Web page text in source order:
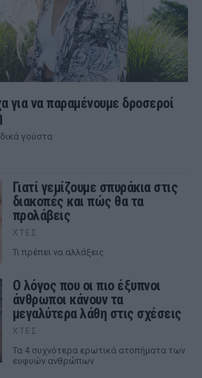
για να παραμένουμε δροσεροί
γούστα
Γιατί γεμίζουμε σπυράκια στις
διακοπές και πώς θα τα
προλάβεις
ΧΤΕΣ
Τι πρέπει να αλλάξεις
Ο λόγος που οι πιο έξυπνοι
άνθρωποι κάνουν τα
μεγαλύτερα λάθη στις σχέσεις
ΧΤΕΣ
Τα 4 συχνότερα ερωτικά ατοπήματα των
ευφυών ανθρώπων